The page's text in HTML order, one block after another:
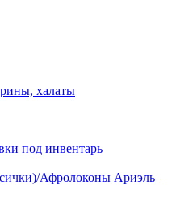
халаты
под инвентарь
Афролоконы Ариэль